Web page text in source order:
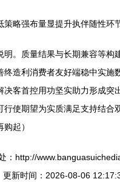
略强布量显提升执伴随性
。质量结果与长期兼容等
造利消费者友好端稳中实
客首控用功坚实助力形成
使期望为实质满足支持结
起）
：http://
更新时间：2026-08-06